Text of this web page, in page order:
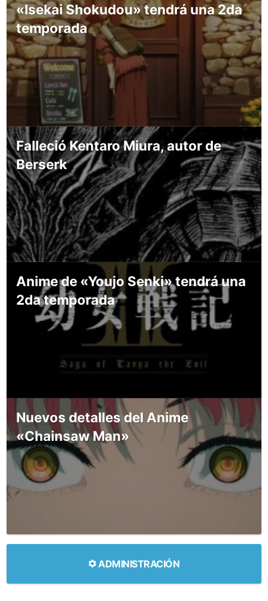
«Isekai Shokudou» tendrá una 2da
temporada
Falleció Kentaro Miura, autor de
Berserk
Anime de «Youjo Senki» tendrá una
2da temporada
Nuevos detalles del Anime
«Chainsaw Man»
ADMINISTRACIÓN